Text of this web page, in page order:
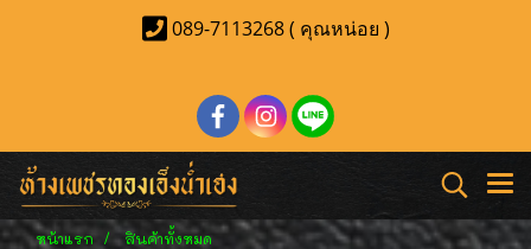
089-7113268 ( คุณหน่อย )
หน้าแรก
สินค้าทั้งหมด